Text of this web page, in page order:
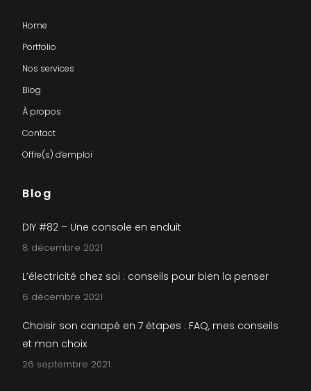
Home
Portfolio
Nos services
Blog
À propos
Contact
Offre(s) d’emploi
Blog
DIY #82 – Une console en enduit
8 décembre 2021
L’électricité chez soi : conseils pour bien la penser
6 décembre 2021
Choisir son canapé en 7 étapes : FAQ, mes conseils
et mon choix
26 septembre 2021